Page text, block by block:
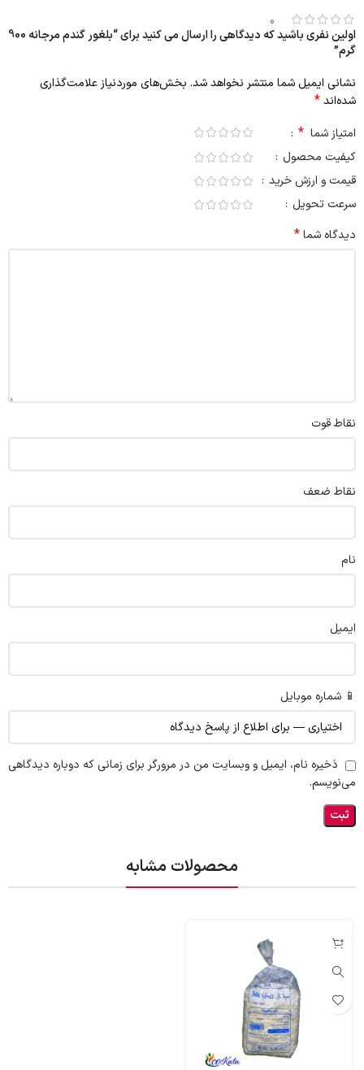
0
اولین نفری باشید که دیدگاهی را ارسال می کنید برای “بلغور گندم مرجانه 900
گرم”
نشانی ایمیل شما منتشر نخواهد شد. بخش‌های موردنیاز علامت‌گذاری
شده‌اند*
امتیاز شما *
کیفیت محصول
قیمت و ارزش خرید
سرعت تحویل
دیدگاه شما*
نقاط قوت
نقاط ضعف
نام
ایمیل
📱 شماره موبایل
ذخیره نام، ایمیل و وبسایت من در مرورگر برای زمانی که دوباره دیدگاهی
می‌نویسم.
محصولات مشابه